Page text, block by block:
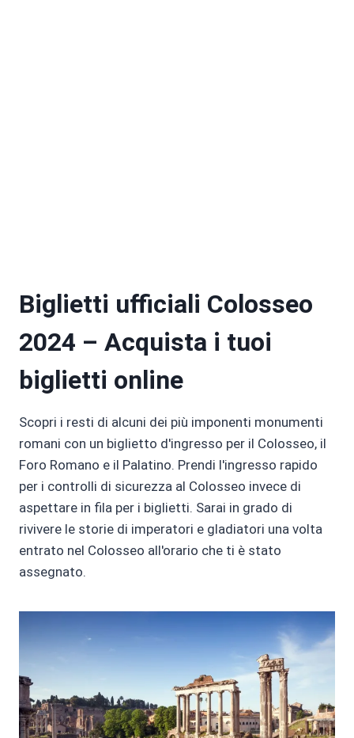
Biglietti ufficiali Colosseo
2024 – Acquista i tuoi
biglietti online
Scopri i resti di alcuni dei più imponenti monumenti
romani con un biglietto d'ingresso per il Colosseo, il
Foro Romano e il Palatino. Prendi l'ingresso rapido
per i controlli di sicurezza al Colosseo invece di
aspettare in fila per i biglietti. Sarai in grado di
rivivere le storie di imperatori e gladiatori una volta
entrato nel Colosseo all'orario che ti è stato
assegnato.